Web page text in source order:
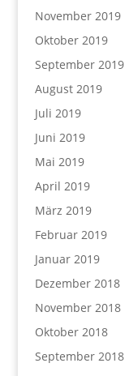
November 2019
Oktober 2019
September 2019
August 2019
Juli 2019
Juni 2019
Mai 2019
April 2019
März 2019
Februar 2019
Januar 2019
Dezember 2018
November 2018
Oktober 2018
September 2018